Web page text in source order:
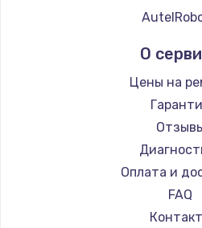
1200
Замена
Замена
О
Цены на
Оплата и
FAQ